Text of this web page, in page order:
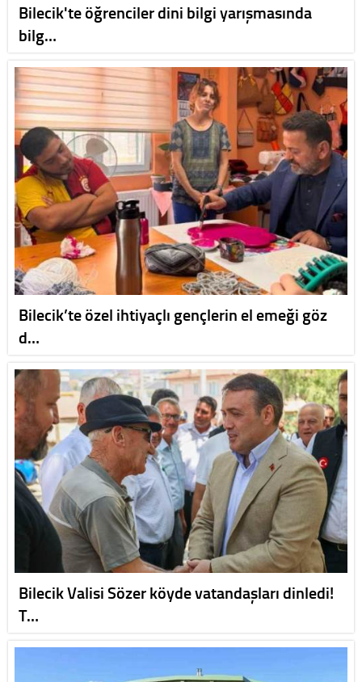
Bilecik'te öğrenciler dini bilgi yarışmasında
bilg…
Bilecik’te özel ihtiyaçlı gençlerin el emeği göz
d…
Bilecik Valisi Sözer köyde vatandaşları dinledi!
T…